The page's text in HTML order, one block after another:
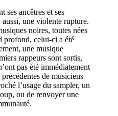
ses ancêtres et ses
aussi, une violente rupture.
noires, toutes nées
profond, celui-ci a été
une musique
rappeurs sont sortis,
pas été immédiatement
de musiciens
l’usage du sampler, un
ou de renvoyer une